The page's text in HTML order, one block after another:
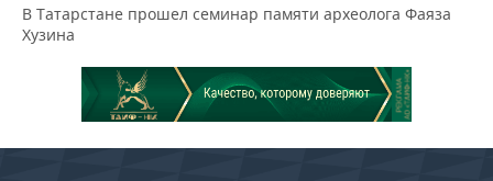
В Татарстане прошел семинар памяти археолога Фаяза
Хузина